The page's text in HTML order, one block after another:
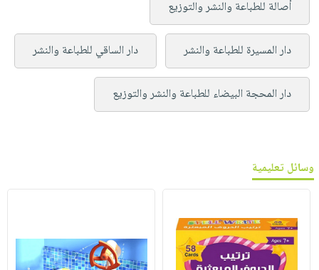
أصالة للطباعة والنشر والتوزيع
دار المسيرة للطباعة والنشر دار الساقي للطباعة والنشر
دار المحجة البيضاء للطباعة والنشر والتوزيع
وسائل تعليمية